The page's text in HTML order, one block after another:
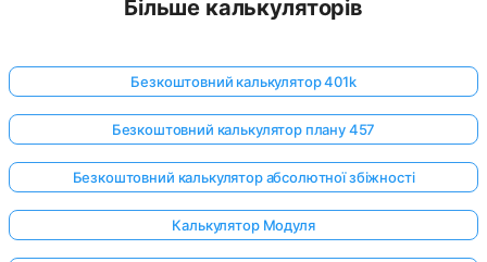
Більше калькуляторів
Безкоштовний калькулятор 401k
Безкоштовний калькулятор плану 457
Безкоштовний калькулятор абсолютної збіжності
Калькулятор Модуля